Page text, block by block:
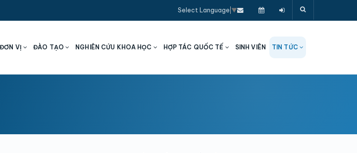
Select Language ▼
ĐƠN VỊ ĐÀO TẠO NGHIÊN CỨU KHOA HỌC HỢP TÁC QUỐC TẾ SINH VIÊN TIN TỨC